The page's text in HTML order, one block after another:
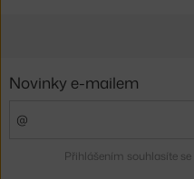
Novinky e-mailem
Přihlášením souhlasíte se